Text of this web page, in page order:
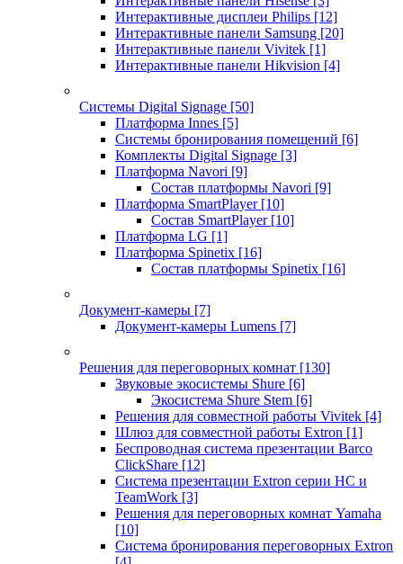
Интерактивные дисплеи Philips [12]
Интерактивные панели Samsung [20]
Интерактивные панели Vivitek [1]
Интерактивные панели Hikvision [4]
Системы Digital Signage [50]
Платформа Innes [5]
Системы бронирования помещений [6]
Комплекты Digital Signage [3]
Платформа Navori [9]
Состав платформы Navori [9]
Платформа SmartPlayer [10]
Состав SmartPlayer [10]
Платформа LG [1]
Платформа Spinetix [16]
Состав платформы Spinetix [16]
Документ-камеры [7]
Документ-камеры Lumens [7]
Решения для переговорных комнат [130]
Звуковые экосистемы Shure [6]
Экосистема Shure Stem [6]
Решения для совместной работы Vivitek [4]
Шлюз для совместной работы Extron [1]
Беспроводная система презентации Barco
ClickShare [12]
Система презентации Extron серии HC и
TeamWork [3]
Решения для переговорных комнат Yamaha
[10]
Система бронирования переговорных Extron